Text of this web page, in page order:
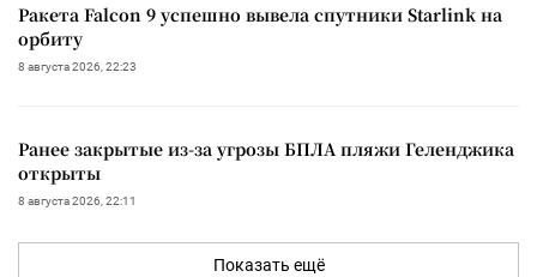
Ракета Falcon 9 успешно вывела спутники Starlink на
орбиту
8 августа 2026, 22:23
Ранее закрытые из-за угрозы БПЛА пляжи Геленджика
открыты
8 августа 2026, 22:11
Показать ещё